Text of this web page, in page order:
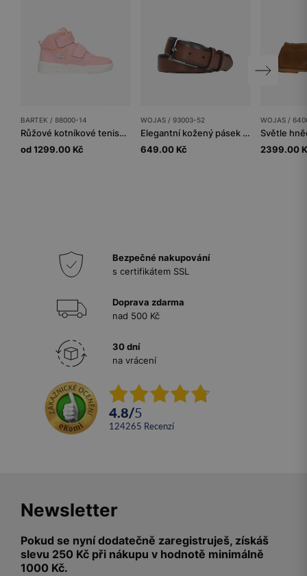
BARTEK / 88000-14
Růžové kotníkové tenisky pro dívky BARTEK 88000-14
od 1299.00 Kč
WOJAS / 93003-52
Elegantní kožený pásek pánský z hnědé kůže
649.00 Kč
WOJAS /
2399.00
Bezpečné nakupování
s certifikátem SSL
Doprava zdarma
nad 500 Kč
30 dní
na vrácení
4.8/5
124265 recenzí
Newsletter
Pokud se nyní dodatečně zaregistruješ, získáš
slevu 250 Kč při nákupu v hodnotě minimálně
1000 Kč.